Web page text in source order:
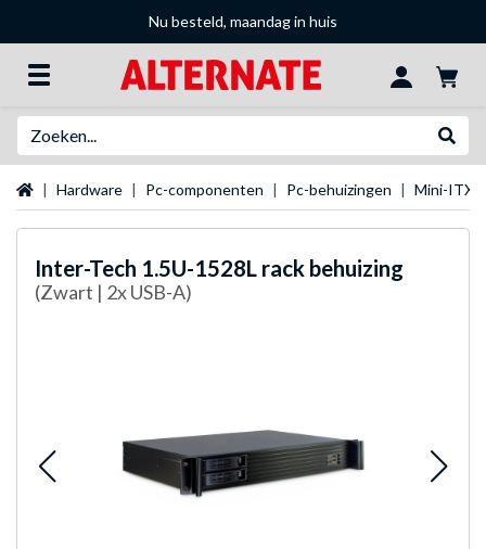
Nu besteld, maandag in huis
Startpagina
Hardware Pc-componenten Pc-behuizingen Mini-ITX
Inter-Tech 1.5U-1528L rack behuizing
(Zwart | 2x USB-A)